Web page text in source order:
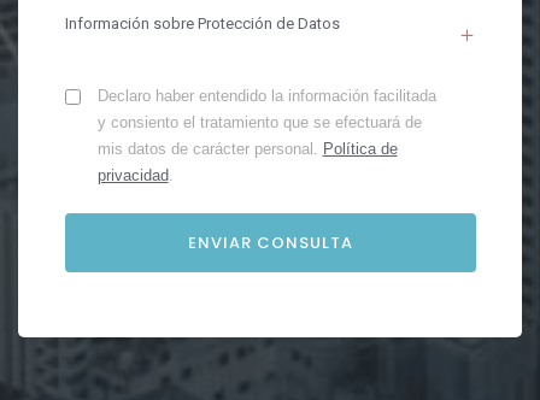
Información sobre Protección de Datos
Declaro haber entendido la información facilitada
y consiento el tratamiento que se efectuará de
mis datos de carácter personal. Política de
privacidad.